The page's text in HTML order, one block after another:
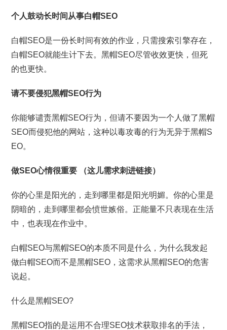
个人鼓动长时间从事白帽SEO
白帽SEO是一份长时间有效的作业，只需搜索引擎存在，
白帽SEO就能生计下去。黑帽SEO尽管收效更快，但死
的也更快。
请不要侵犯黑帽SEO行为
你能够谴责黑帽SEO行为，但请不要因为一个人做了黑帽
SEO而侵犯他的网站，这种以毒攻毒的行为无异于黑帽S
EO。
做SEO心情很重要 （这儿需求刺进链接）
你的心里是阳光的，走到哪里都是阳光明媚。你的心里是
阴暗的，走到哪里都会愤世嫉俗。正能量不只表现在生活
中，也表现在作业中。
白帽SEO与黑帽SEO的本质不同是什么，为什么我发起
做白帽SEO而不是黑帽SEO，这需求从黑帽SEO的危害
说起。
什么是黑帽SEO?
黑帽SEO指的是运用不合理SEO技术获取排名的手法，